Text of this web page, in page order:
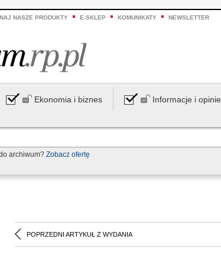
NASZE PRODUKTY E-SKLEP KOMUNIKATY NEWSLETTER
Ekonomia i biznes Informacje i opinie
archiwum? Zobacz ofertę
POPRZEDNI ARTYKUŁ Z WYDANIA